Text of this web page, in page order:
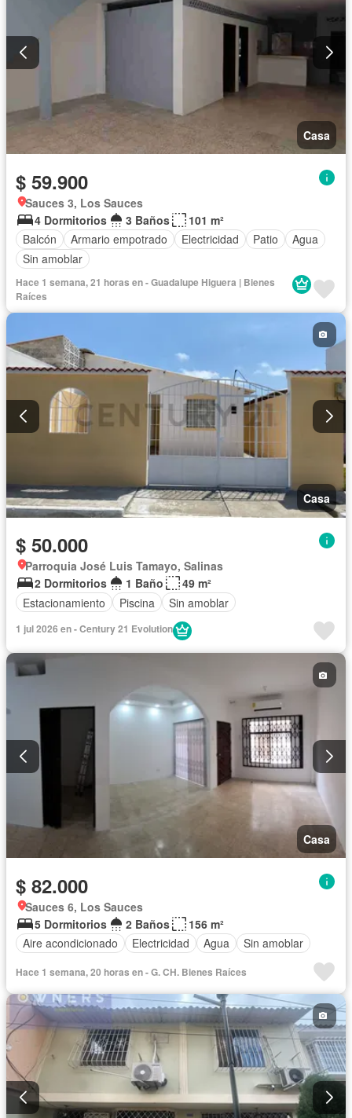
Casa
$ 59.900
Sauces 3, Los Sauces
4 Dormitorios
3 Baños
101 m²
Balcón
Armario empotrado Electricidad Patio
Agua
Sin amoblar
Hace 1 semana, 21 horas en - Guadalupe Higuera | Bienes
Raíces
Casa
$ 50.000
Parroquia José Luis Tamayo, Salinas
2 Dormitorios
1 Baño
49 m²
Estacionamiento
Piscina Sin amoblar
1 jul 2026 en - Century 21 Evolution
Casa
$ 82.000
Sauces 6, Los Sauces
5 Dormitorios
2 Baños
156 m²
Aire acondicionado
Electricidad Agua Sin amoblar
Hace 1 semana, 20 horas en - G. CH. Bienes Raíces